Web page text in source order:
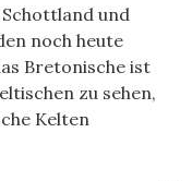
und
noch heute
Bretonische ist
zu sehen,
Kelten